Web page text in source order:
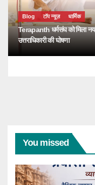
Blog टॉप न्यूज़ धार्मिक
Terapanth धर्मसंघ को मिला
उत्तराधिकारी की घोषणा
You missed